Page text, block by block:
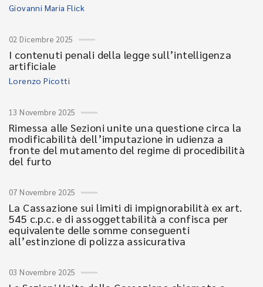
Giovanni Maria Flick
02 Dicembre 2025
I contenuti penali della legge sull’intelligenza
artificiale
Lorenzo Picotti
13 Novembre 2025
Rimessa alle Sezioni unite una questione circa la
modificabilità dell’imputazione in udienza a
fronte del mutamento del regime di procedibilità
del furto
07 Novembre 2025
La Cassazione sui limiti di impignorabilità ex art.
545 c.p.c. e di assoggettabilità a confisca per
equivalente delle somme conseguenti
all’estinzione di polizza assicurativa
03 Novembre 2025